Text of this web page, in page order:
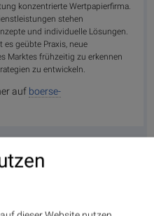
konzentrierte Wertpapierfirma.
stehen
und individuelle Lösungen.
es geübte Praxis, neue
Marktes frühzeitig zu erkennen
zu entwickeln.
auf boerse-